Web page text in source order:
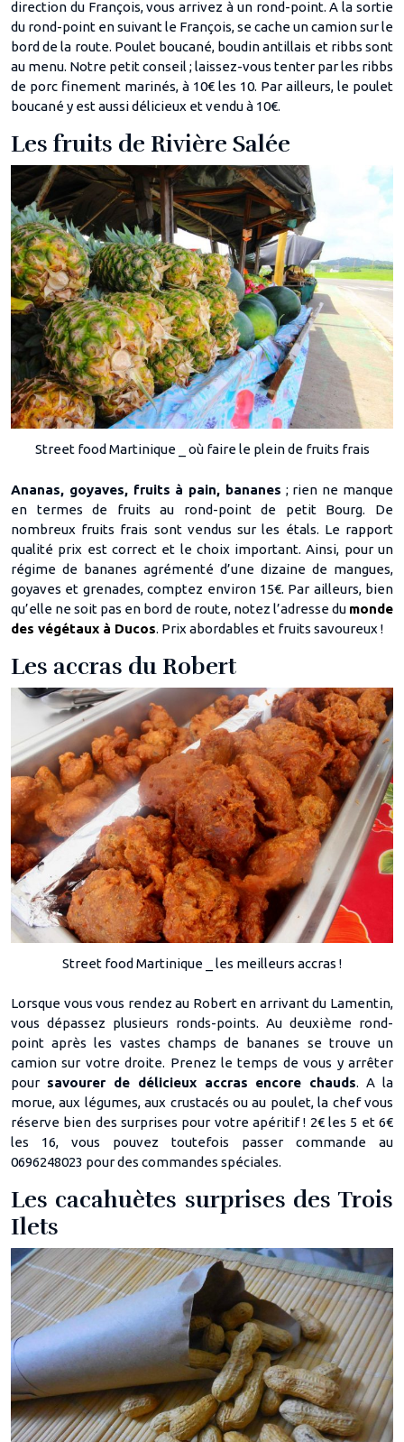
direction du François, vous arrivez à un rond-point. A la sortie
du rond-point en suivant le François, se cache un camion sur le
bord de la route. Poulet boucané, boudin antillais et ribbs sont
au menu. Notre petit conseil ; laissez-vous tenter par les ribbs
de porc finement marinés, à 10€ les 10. Par ailleurs, le poulet
boucané y est aussi délicieux et vendu à 10€.
Les fruits de Rivière Salée
Street food Martinique _ où faire le plein de fruits frais
Ananas, goyaves, fruits à pain, bananes ; rien ne manque
en termes de fruits au rond-point de petit Bourg. De
nombreux fruits frais sont vendus sur les étals. Le rapport
qualité prix est correct et le choix important. Ainsi, pour un
régime de bananes agrémenté d’une dizaine de mangues,
goyaves et grenades, comptez environ 15€. Par ailleurs, bien
qu’elle ne soit pas en bord de route, notez l’adresse du monde
des végétaux à Ducos. Prix abordables et fruits savoureux !
Les accras du Robert
Street food Martinique _ les meilleurs accras !
Lorsque vous vous rendez au Robert en arrivant du Lamentin,
vous dépassez plusieurs ronds-points. Au deuxième rond-
point après les vastes champs de bananes se trouve un
camion sur votre droite. Prenez le temps de vous y arrêter
pour savourer de délicieux accras encore chauds. A la
morue, aux légumes, aux crustacés ou au poulet, la chef vous
réserve bien des surprises pour votre apéritif ! 2€ les 5 et 6€
les 16, vous pouvez toutefois passer commande au
0696248023 pour des commandes spéciales.
Les cacahuètes surprises des Trois
Ilets